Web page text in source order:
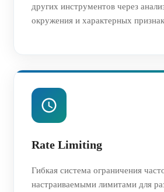
других инструментов через
окружения и характерных
Rate Limiting
Гибкая система ограничения
настраиваемыми лимитами для